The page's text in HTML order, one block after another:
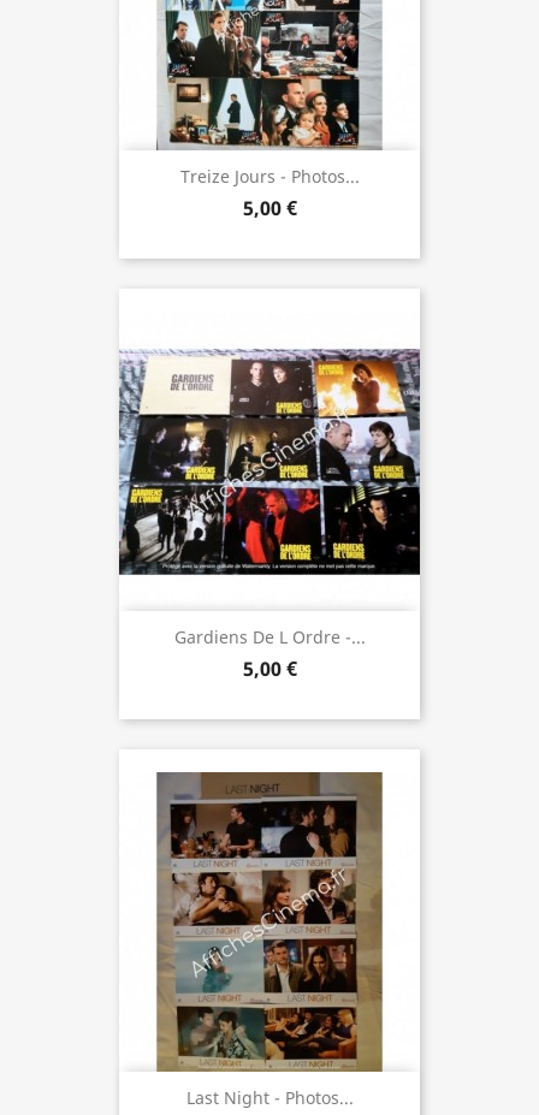
Treize Jours - Photos...
5,00 €
Gardiens De L Ordre -...
5,00 €
Last Night - Photos...